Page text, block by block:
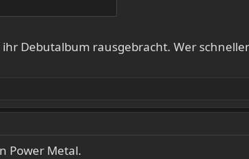
Debutalbum rausgebracht. Wer
Power Metal.